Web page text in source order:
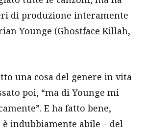
di produzione interamente
Younge (Ghostface Killah,
una cosa del genere in vita
poi, “ma di Younge mi
E ha fatto bene,
è indubbiamente abile – del